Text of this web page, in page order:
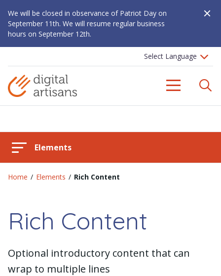
We will be closed in observance of Patriot Day on
September 11th. We will resume regular business
hours on September 12th.
Close
Menu
Elements
Home / Elements / Rich Content
Rich Content
Optional introductory content that can
wrap to multiple lines